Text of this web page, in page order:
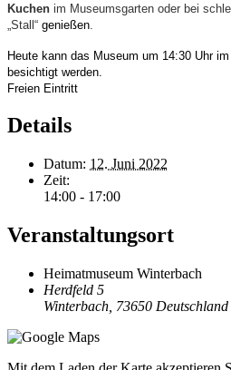
Kuchen im Museumsgarten oder bei
„Stall“ genießen
Heute kann das Museum um 14:30 Uhr
besichtigt werden.
Freien Eintritt
Details
Datum: 12. Juni 2022
Zeit:
14:00 - 17:00
Veranstaltungsort
Heimatmuseum Winterbach
Herdfeld 5
Winterbach 73650 Deutschland